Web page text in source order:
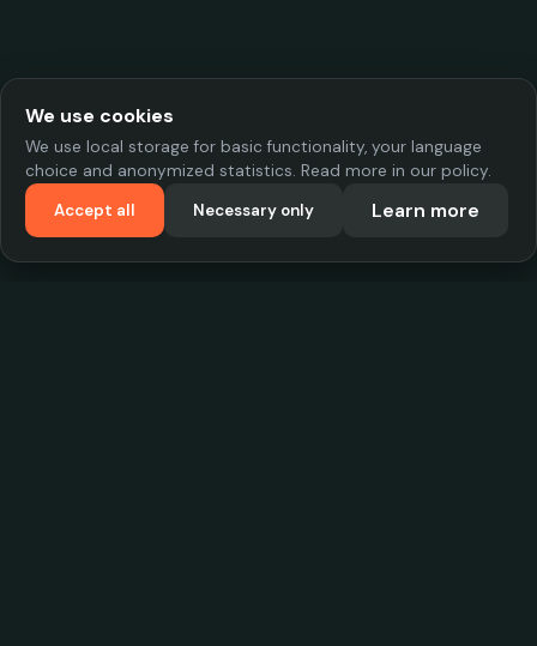
We use cookies
We use local storage for basic functionality, your language
choice and anonymized statistics. Read more in our policy.
Accept all
Necessary only Learn more